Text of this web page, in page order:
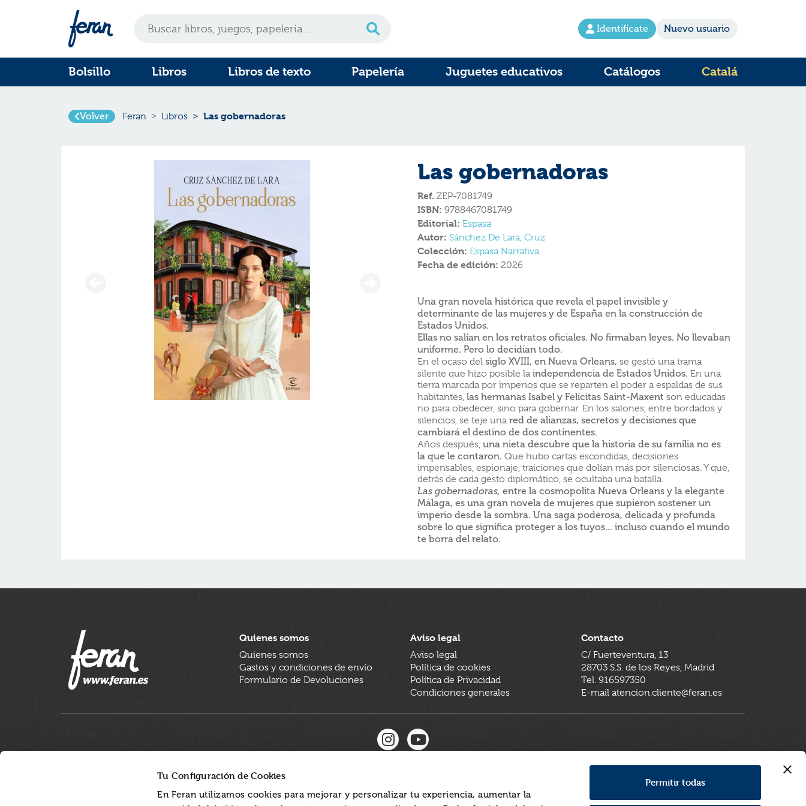
Tu Configuración de Cookies
En Feran utilizamos cookies para mejorar y personalizar tu experiencia, aumentar la
Permitir todas
Identifícate Nuevo usuario
Bolsillo Libros Libros de texto Papelería Juguetes educativos Catálogos Catalá
Volver Feran Libros Las gobernadoras
Las gobernadoras
Ref. ZEP-7081749
ISBN: 9788467081749
Editorial: Espasa
Autor: Sánchez De Lara, Cruz
Colección: Espasa Narrativa
Fecha de edición: 2026
Una gran novela histórica que revela el papel invisible y
determinante de las mujeres y de España en la construcción de
Estados Unidos.
Ellas no salían en los retratos oficiales. No firmaban leyes. No llevaban
uniforme. Pero lo decidían todo.
En el ocaso del siglo XVIII, en Nueva Orleans, se gestó una trama
silente que hizo posible la independencia de Estados Unidos. En una
tierra marcada por imperios que se reparten el poder a espaldas de sus
habitantes, las hermanas Isabel y Felícitas Saint-Maxent son educadas
no para obedecer, sino para gobernar. En los salones, entre bordados y
silencios, se teje una red de alianzas, secretos y decisiones que
cambiará el destino de dos continentes.
Años después, una nieta descubre que la historia de su familia no es
la que le contaron. Que hubo cartas escondidas, decisiones
impensables, espionaje, traiciones que dolían más por silenciosas. Y que,
detrás de cada gesto diplomático, se ocultaba una batalla.
Las gobernadoras, entre la cosmopolita Nueva Orleans y la elegante
Málaga, es una gran novela de mujeres que supieron sostener un
imperio desde la sombra. Una saga poderosa, delicada y profunda
sobre lo que significa proteger a los tuyos... incluso cuando el mundo
te borra del relato.
Quienes somos
Quienes somos
Gastos y condiciones de envío
Formulario de Devoluciones
Aviso legal
Aviso legal
Política de cookies
Política de Privacidad
Condiciones generales
Contacto
C/ Fuerteventura, 13
28703 S.S. de los Reyes, Madrid
Tel. 916597350
E-mail atencion.cliente@feran.es